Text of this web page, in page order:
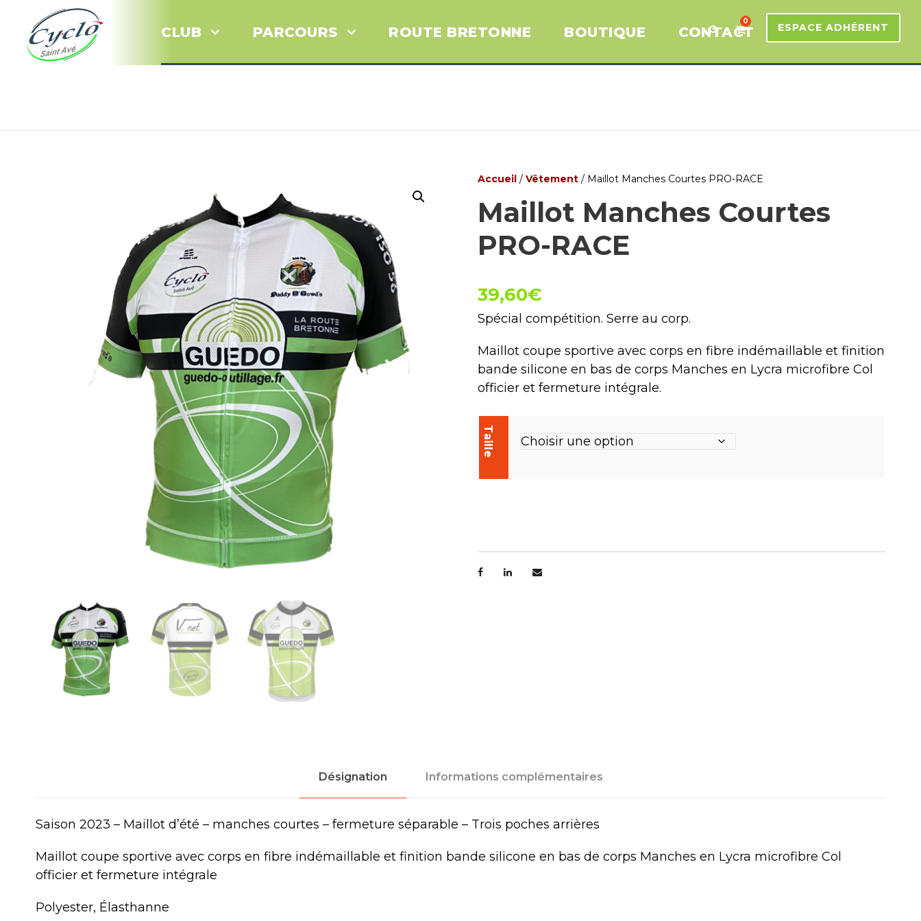
CLUB PARCOURS ROUTE BRETONNE BOUTIQUE CONTACT
0
ESPACE ADHÉRENT
Accueil/ Vêtement/ Maillot Manches Courtes PRO-RACE
Maillot Manches Courtes
PRO-RACE
39,60€
Spécial compétition. Serre au corp.
Maillot coupe sportive avec corps en fibre indémaillable et finition
bande silicone en bas de corps Manches en Lycra microfibre Col
officier et fermeture intégrale.
Taille
Désignation Informations complémentaires
Saison 2023 – Maillot d’été – manches courtes – fermeture séparable – Trois poches arrières
Maillot coupe sportive avec corps en fibre indémaillable et finition bande silicone en bas de corps Manches en Lycra microfibre Col
officier et fermeture intégrale
Polyester, Élasthanne